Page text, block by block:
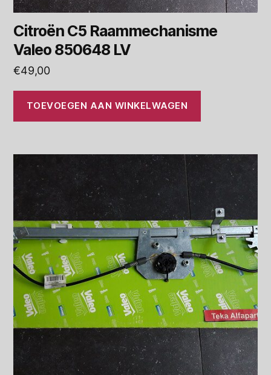
Citroën C5 Raammechanisme
Valeo 850648 LV
€49,00
TOEVOEGEN AAN WINKELWAGEN